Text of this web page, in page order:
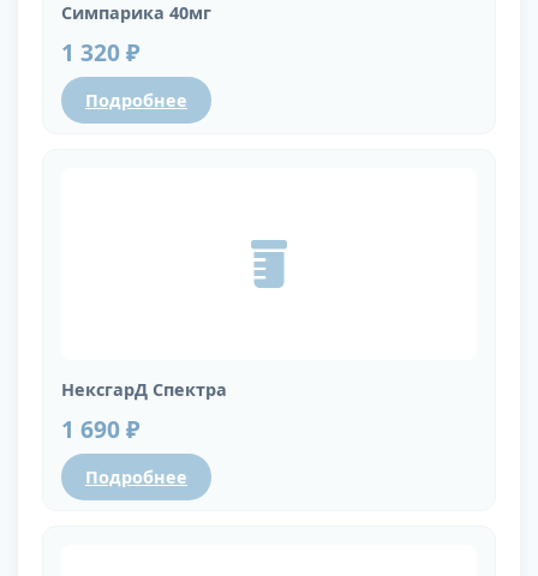
Симпарика 40мг
1 320 ₽
Подробнее
НексгарД Спектра
1 690 ₽
Подробнее